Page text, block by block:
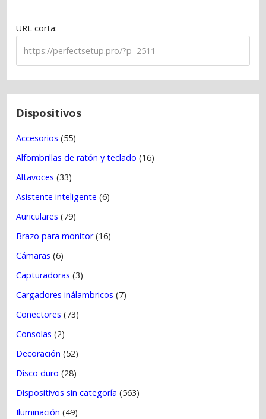
e
n
URL corta:
Dispositivos
Accesorios (55)
Alfombrillas de ratón y teclado (16)
Altavoces (33)
Asistente inteligente (6)
Auriculares (79)
Brazo para monitor(16)
Cámaras (6)
Capturadoras (3)
Cargadores inálambricos (7)
Conectores (73)
Consolas (2)
Decoración (52)
Disco duro (28)
Dispositivos sin categoría (563)
Iluminación (49)